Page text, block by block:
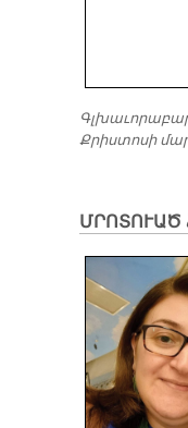
Գլխաւորաբար
Քրիստոսի
ՄՐՈՏՈՒԱԾ